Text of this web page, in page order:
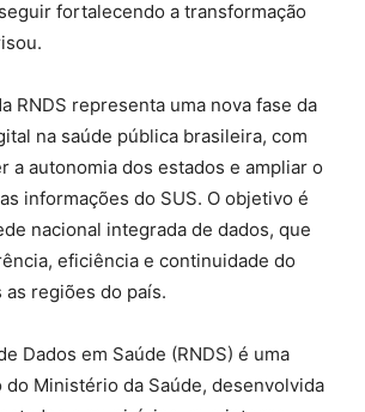
fortalecendo a transformação
RNDS representa uma nova fase da
na saúde pública brasileira, com
a autonomia dos estados e ampliar o
informações do SUS. O objetivo é
nacional integrada de dados, que
eficiência e continuidade do
regiões do país.
Dados em Saúde (RNDS) é uma
do Ministério da Saúde, desenvolvida